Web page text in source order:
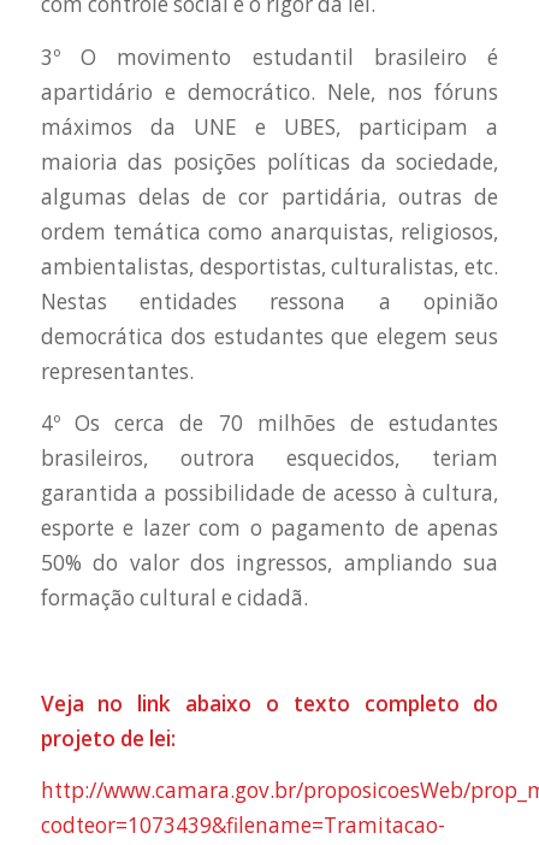
3º O movimento estudantil brasileiro é
apartidário e democrático. Nele, nos fóruns
máximos da UNE e UBES, participam a
maioria das posições políticas da sociedade,
algumas delas de cor partidária, outras de
ordem temática como anarquistas, religiosos,
ambientalistas, desportistas, culturalistas, etc.
Nestas entidades ressona a opinião
democrática dos estudantes que elegem seus
representantes.
4º Os cerca de 70 milhões de estudantes
brasileiros, outrora esquecidos, teriam
garantida a possibilidade de acesso à cultura,
esporte e lazer com o pagamento de apenas
50% do valor dos ingressos, ampliando sua
formação cultural e cidadã.
Veja no link abaixo o texto completo do
projeto de lei:
http://www.camara.gov.br/proposicoesWeb/
codteor=1073439&filename=Tramitacao-